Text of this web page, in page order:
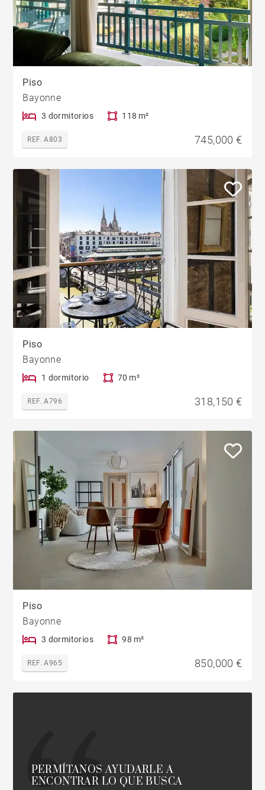
Piso
Bayonne
3 dormitorios 118 m²
REF. A803 745,000 €
Piso
Bayonne
1 dormitorio 70 m²
REF. A796 318,150 €
Piso
Bayonne
3 dormitorios 98 m²
REF. A965 850,000 €
PERMÍTANOS AYUDARLE A
ENCONTRAR LO QUE BUSCA